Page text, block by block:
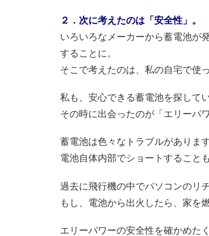
２．次に考えたのは「安全性」。
いろいろなメーカーから蓄電池が
することに。
そこで考えたのは、私の自宅で使
私も、安心できる蓄電池を探して
その時に出会ったのが「エリーパ
蓄電池は色々なトラブルがあります
電池自体内部でショートすること
過去に飛行機の中でパソコンのリ
もし、電池から出火したら、家を
エリーパワーの安全性を確かめた